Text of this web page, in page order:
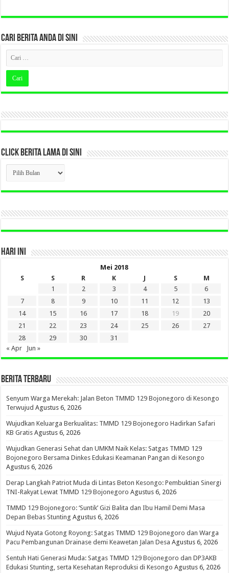
CARI BERITA ANDA DI SINI
CLICK BERITA LAMA DI SINI
CLICK
BERITA
LAMA
DI
HARI INI
Mei 2018
S
S R K J S
M
1
2 3 4 5
6
7
8 9 10 11 12
13
14
15 16 17 18 19
20
21
22 23 24 25 26
27
28
29 30
31
« Apr
Jun »
BERITA TERBARU
Senyum Warga Merekah: Jalan Beton TMMD 129 Bojonegoro di Kesongo
Terwujud Agustus 6, 2026
Wujudkan Keluarga Berkualitas: TMMD 129 Bojonegoro Hadirkan Safari
KB Gratis Agustus 6, 2026
Wujudkan Generasi Sehat dan UMKM Naik Kelas: Satgas TMMD 129
Bojonegoro Bersama Dinkes Edukasi Keamanan Pangan di Kesongo
Agustus 6, 2026
Derap Langkah Patriot Muda di Lintas Beton Kesongo: Pembuktian Sinergi
TNI-Rakyat Lewat TMMD 129 Bojonegoro Agustus 6, 2026
TMMD 129 Bojonegoro: ‘Suntik’ Gizi Balita dan Ibu Hamil Demi Masa
Depan Bebas Stunting Agustus 6, 2026
Wujud Nyata Gotong Royong: Satgas TMMD 129 Bojonegoro dan Warga
Pacu Pembangunan Drainase demi Keawetan Jalan Desa Agustus 6, 2026
Sentuh Hati Generasi Muda: Satgas TMMD 129 Bojonegoro dan DP3AKB
Edukasi Stunting, serta Kesehatan Reproduksi di Kesongo Agustus 6, 2026